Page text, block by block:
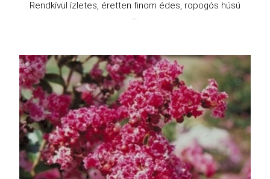
Rendkívül ízletes, éretten finom édes, ropogós húsú
...